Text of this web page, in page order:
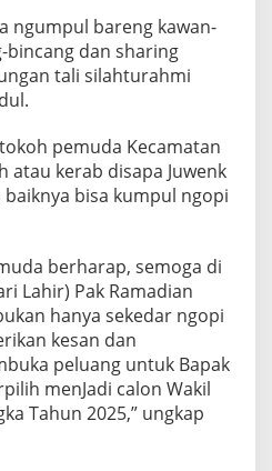
ngumpul bareng kawan-
bincang dan sharing
tali silahturahmi
pemuda Kecamatan
atau kerab disapa Juwenk
bisa kumpul ngopi
berharap, semoga di
Lahir) Pak Ramadian
hanya sekedar ngopi
kesan dan
peluang untuk Bapak
menJadi calon Wakil
Tahun 2025,” ungkap